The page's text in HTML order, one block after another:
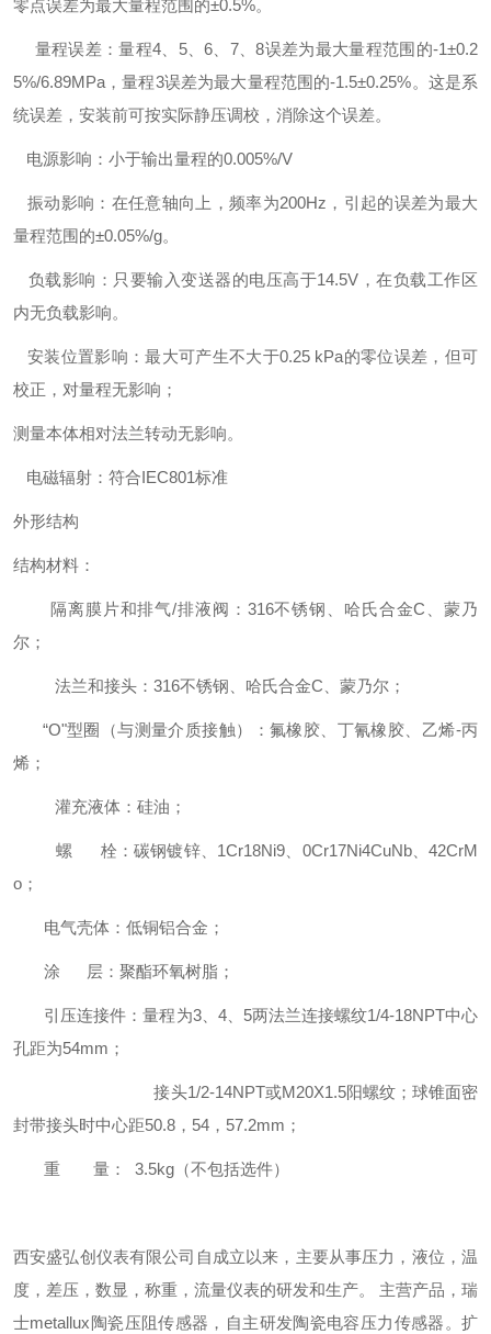
零点误差为最大量程范围的±0.5%。
量程误差：量程4、5、6、7、8误差为最大量程范围的-1±0.2
5%/6.89MPa，量程3误差为最大量程范围的-1.5±0.25%。这是系
统误差，安装前可按实际静压调校，消除这个误差。
电源影响：小于输出量程的0.005%/V
振动影响：在任意轴向上，频率为200Hz，引起的误差为最大
量程范围的±0.05%/g。
负载影响：只要输入变送器的电压高于14.5V，在负载工作区
内无负载影响。
安装位置影响：最大可产生不大于0.25 kPa的零位误差，但可
校正，对量程无影响；
测量本体相对法兰转动无影响。
电磁辐射：符合IEC801标准
外形结构
结构材料：
隔离膜片和排气/排液阀：316不锈钢、哈氏合金C、蒙乃
尔；
法兰和接头：316不锈钢、哈氏合金C、蒙乃尔；
“O"型圈（与测量介质接触）：氟橡胶、丁氰橡胶、乙烯-丙
烯；
灌充液体：硅油；
螺 栓：碳钢镀锌、1Cr18Ni9、0Cr17Ni4CuNb、42CrM
o；
电气壳体：低铜铝合金；
涂 层：聚酯环氧树脂；
引压连接件：量程为3、4、5两法兰连接螺纹1/4-18NPT中心
孔距为54mm；
接头1/2-14NPT或M20X1.5阳螺纹；球锥面密
封带接头时中心距50.8，54，57.2mm；
重 量： 3.5kg（不包括选件）
西安盛弘创仪表有限公司自成立以来，主要从事压力，液位，温
度，差压，数显，称重，流量仪表的研发和生产。 主营产品，瑞
士metallux陶瓷压阻传感器，自主研发陶瓷电容压力传感器。扩